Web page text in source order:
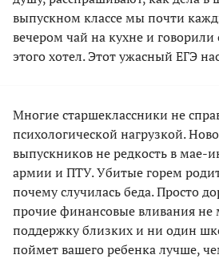
выпускном классе мы почти
вечером чай на кухне и
этого хотел. Этот ужасный ЕГЭ
Многие старшеклассники не
психологической нагрузкой.
выпускников не редкость в мае-
армии и ПТУ. Убитые горем
почему случилась беда. Просто
прочие финансовые вливания не
поддержку близких и ни один
поймет вашего ребенка лучше,